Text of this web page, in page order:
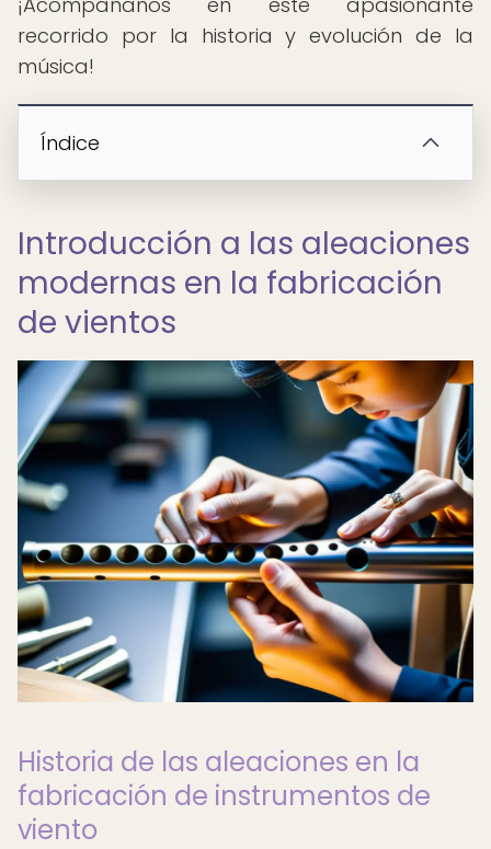
recorrido por la historia y evolución de la
música!
Índice
Introducción a las aleaciones
modernas en la fabricación
de vientos
Historia de las aleaciones en la
fabricación de instrumentos de
viento